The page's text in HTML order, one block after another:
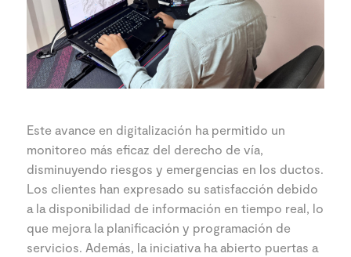
Este avance en digitalización ha permitido un
monitoreo más eficaz del derecho de vía,
disminuyendo riesgos y emergencias en los ductos.
Los clientes han expresado su satisfacción debido
a la disponibilidad de información en tiempo real, lo
que mejora la planificación y programación de
servicios. Además, la iniciativa ha abierto puertas a